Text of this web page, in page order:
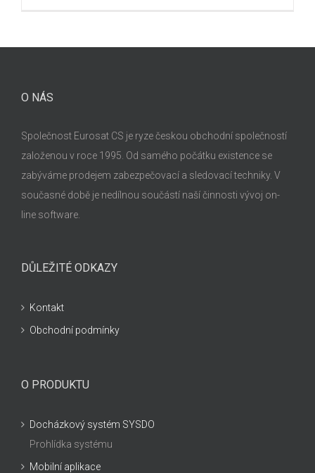
O NÁS
Společnost Eurosat CS je ryze českou obchodní společností
založenou v roce 1995. Od samého počátku existence se
zabýváme prodejem zabezpečovací a sledovací techniky. V
současné době je nedílnou součástí naší činnosti vývoj on-
line software.
DŮLEŽITÉ ODKAZY
Kontakt
Obchodní podmínky
O PRODUKTU
Docházkový systém SYSDO
Prohlídka systému
Mobilní aplikace